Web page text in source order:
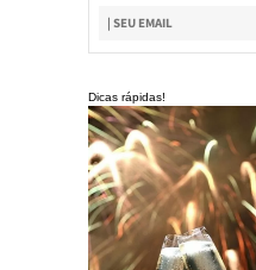
Dicas rápidas!